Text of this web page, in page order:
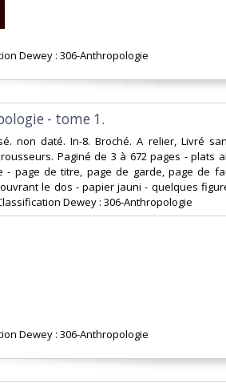
Dewey : 306-Anthropologie‎
- tome 1.‎
non daté. In-8. Broché. A relier, Livré
Paginé de 3 à 672 pages - plats
- page de titre, page de garde, page de
le dos - papier jauni - quelques
Dewey : 306-Anthropologie‎
Dewey : 306-Anthropologie‎